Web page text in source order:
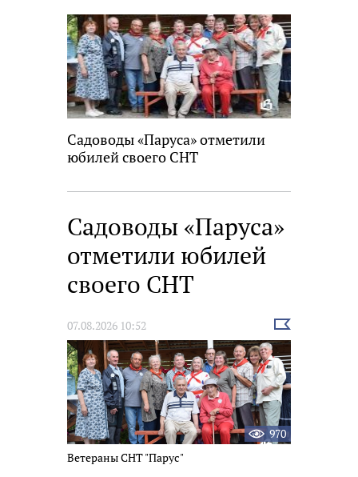
Садоводы «Паруса» отметили
юбилей своего СНТ
Садоводы «Паруса»
отметили юбилей
своего СНТ
07.08.2026 10:52
Выбрать
новость
970
Ветераны СНТ "Парус"